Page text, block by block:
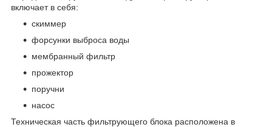
включает в себя:
скиммер
форсунки выброса воды
мембранный фильтр
прожектор
поручни
насос
Техническая часть фильтрующего блока расположена в